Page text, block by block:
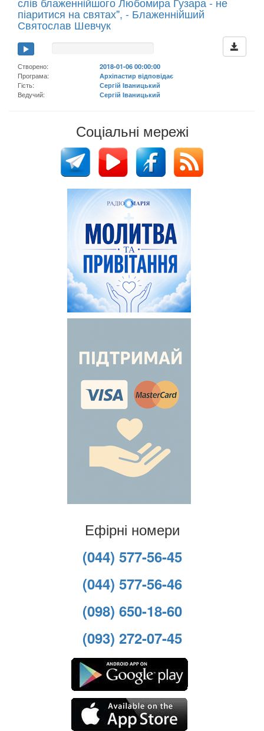
піаритися на святах", - Блаженнійший
Святослав Шевчук
Створено:
2018-01-06 00:00:00
Програма:
Архіпастир відповідає
Гість:
Сергій Іваницький
Ведучий:
Сергій Іваницький
Соціальні мережі
Ефірні номери
(044) 577-56-45
(044) 577-56-46
(098) 650-18-60
(093) 272-07-45